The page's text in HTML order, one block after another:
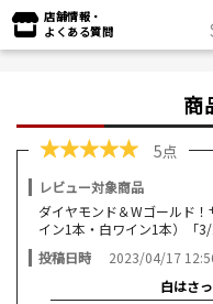
店舗情報・
よくある質問
商
★★★★★ 5点
レビュー対象商品
ダイヤモンド＆Wゴールド
イン1本・白ワイン1本）「3/
投稿日時
2023/04/17
白はさ